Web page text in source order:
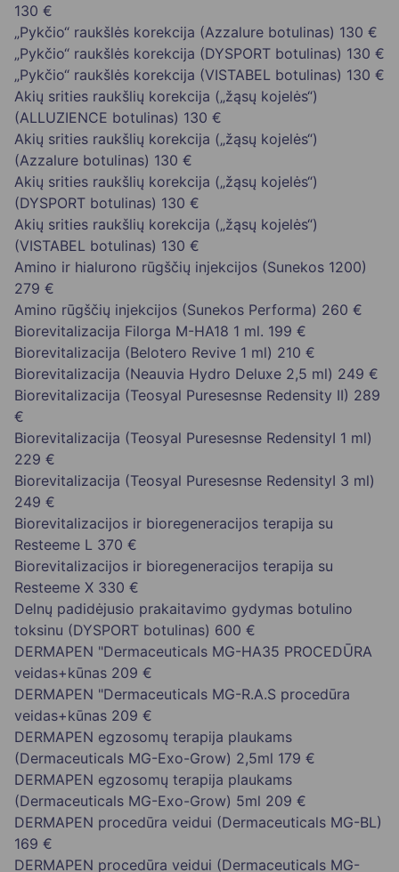
130 €
„Pykčio“ raukšlės korekcija (Azzalure botulinas) 130 €
„Pykčio“ raukšlės korekcija (DYSPORT botulinas) 130 €
„Pykčio“ raukšlės korekcija (VISTABEL botulinas) 130 €
Akių srities raukšlių korekcija („žąsų kojelės“)
(ALLUZIENCE botulinas) 130 €
Akių srities raukšlių korekcija („žąsų kojelės“)
(Azzalure botulinas) 130 €
Akių srities raukšlių korekcija („žąsų kojelės“)
(DYSPORT botulinas) 130 €
Akių srities raukšlių korekcija („žąsų kojelės“)
(VISTABEL botulinas) 130 €
Amino ir hialurono rūgščių injekcijos (Sunekos 1200)
279 €
Amino rūgščių injekcijos (Sunekos Performa) 260 €
Biorevitalizacija Filorga M-HA18 1 ml. 199 €
Biorevitalizacija (Belotero Revive 1 ml) 210 €
Biorevitalizacija (Neauvia Hydro Deluxe 2,5 ml) 249 €
Biorevitalizacija (Teosyal Puresesnse Redensity II) 289
€
Biorevitalizacija (Teosyal Puresesnse RedensityI 1 ml)
229 €
Biorevitalizacija (Teosyal Puresesnse RedensityI 3 ml)
249 €
Biorevitalizacijos ir bioregeneracijos terapija su
Resteeme L 370 €
Biorevitalizacijos ir bioregeneracijos terapija su
Resteeme X 330 €
Delnų padidėjusio prakaitavimo gydymas botulino
toksinu (DYSPORT botulinas) 600 €
DERMAPEN "Dermaceuticals MG-HA35 PROCEDŪRA
veidas+kūnas 209 €
DERMAPEN "Dermaceuticals MG-R.A.S procedūra
veidas+kūnas 209 €
DERMAPEN egzosomų terapija plaukams
(Dermaceuticals MG-Exo-Grow) 2,5ml 179 €
DERMAPEN egzosomų terapija plaukams
(Dermaceuticals MG-Exo-Grow) 5ml 209 €
DERMAPEN procedūra veidui (Dermaceuticals MG-BL)
169 €
DERMAPEN procedūra veidui (Dermaceuticals MG-